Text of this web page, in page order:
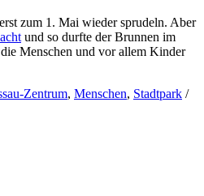
zum 1. Mai wieder sprudeln. Aber
und so durfte der Brunnen im
Menschen und vor allem Kinder
Zentrum, Menschen, Stadtpark /